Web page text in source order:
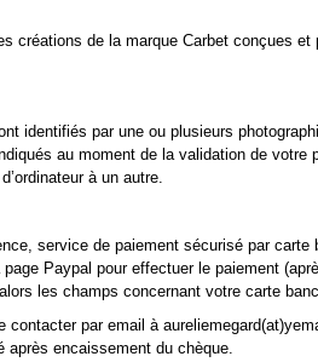
créations de la marque Carbet conçues
identifiés par une ou plusieurs
au moment de la validation de
à un autre.
service de paiement sécurisé par
Paypal pour effectuer le paiement
les champs concernant votre carte
par email à
après encaissement du chèque.